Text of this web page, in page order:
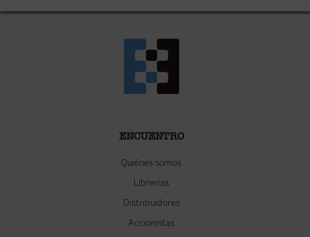
ENCUENTRO
Quiénes somos
Librerías
Distribuidores
Accionistas